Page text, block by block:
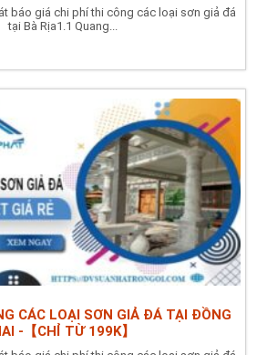
báo giá chi phí thi công các loại sơn giả đá
tại Bà Rịa1.1 Quang...
CÁC LOẠI SƠN GIẢ ĐÁ TẠI ĐỒNG
-【CHỈ TỪ 199K】